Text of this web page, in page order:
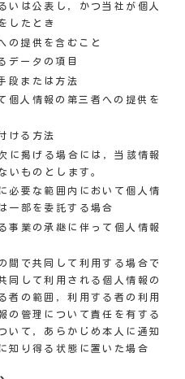
いは公表し，かつ当社が個人
したとき
の提供を含むこと
データの項目
段または方法
個人情報の第三者への提供を
ける方法
に掲げる場合には，当該情報
いものとします。
必要な範囲内において個人情
一部を委託する場合
事業の承継に伴って個人情報
間で共同して利用する場合で
同して利用される個人情報の
者の範囲，利用する者の利用
の管理について責任を有する
いて，あらかじめ本人に通知
知り得る状態に置いた場合